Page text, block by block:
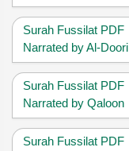
Surah Fussilat PDF
Narrated by Al-Doori
Surah Fussilat PDF
Narrated by Qaloon
Surah Fussilat PDF